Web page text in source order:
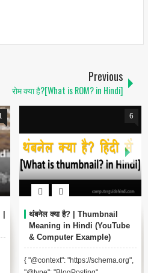
Previous
रोम क्या है?[What is ROM? in Hindi]
थंबनेल क्या है? | Thumbnail
Meaning in Hindi (YouTube
& Computer Example)
{ "@context": "https://schema.org",